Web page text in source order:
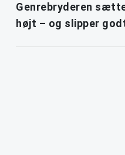
Genrebryderen
højt – og slipper